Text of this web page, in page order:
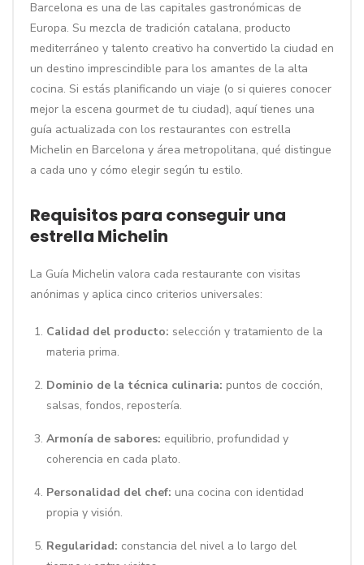
Barcelona es una de las capitales gastronómicas de
Europa. Su mezcla de tradición catalana, producto
mediterráneo y talento creativo ha convertido la ciudad en
un destino imprescindible para los amantes de la alta
cocina. Si estás planificando un viaje (o si quieres conocer
mejor la escena gourmet de tu ciudad), aquí tienes una
guía actualizada con los restaurantes con estrella
Michelin en Barcelona y área metropolitana, qué distingue
a cada uno y cómo elegir según tu estilo.
Requisitos para conseguir una
estrella Michelin
La Guía Michelin valora cada restaurante con visitas
anónimas y aplica cinco criterios universales:
Calidad del producto: selección y tratamiento de la
materia prima.
Dominio de la técnica culinaria: puntos de cocción,
salsas, fondos, repostería.
Armonía de sabores: equilibrio, profundidad y
coherencia en cada plato.
Personalidad del chef: una cocina con identidad
propia y visión.
Regularidad: constancia del nivel a lo largo del